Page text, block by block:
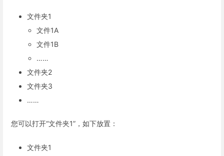
文件夹1
文件1A
文件1B
……
文件夹2
文件夹3
……
您可以打开“文件夹1”，如下放置：
文件夹1